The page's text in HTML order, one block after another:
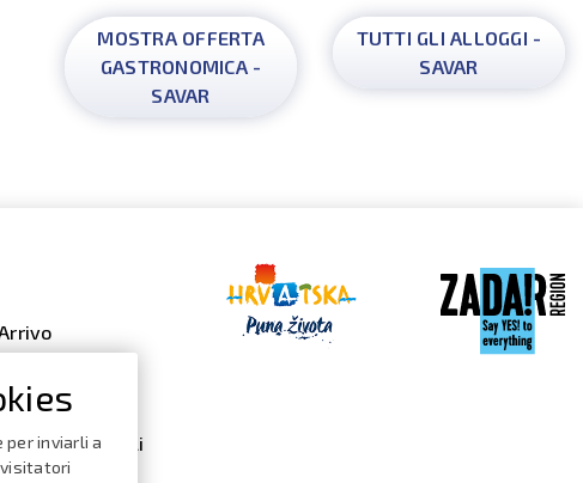
MOSTRA OFFERTA
GASTRONOMICA -
SAVAR
TUTTI GLI ALLOGGI -
SAVAR
Gallery
degli
Eventi
per inviarli a